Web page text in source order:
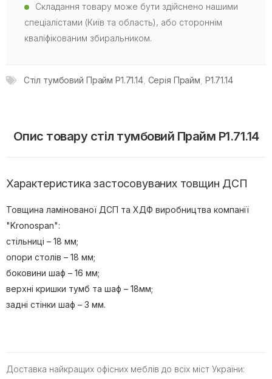
Складання товару може бути здійснено нашими
спеціалістами (Київ та область), або стороннім
кваліфікованим збиральником.
Стіл тумбовий Прайм P1.71.14, Серія Прайм P1.71.14
Опис товару стіл тумбовий Прайм P1.71.14
Характеристика застосовуваних товщин ДСП
Товщина ламінованої ДСП та ХДФ виробництва компанії
"Kronospan":
стільниці – 18 мм;
опори столів – 18 мм;
боковини шаф – 16 мм;
верхні кришки тумб та шаф – 18мм;
задні стінки шаф – 3 мм.
Доставка найкращих офісних меблів до всіх міст України: